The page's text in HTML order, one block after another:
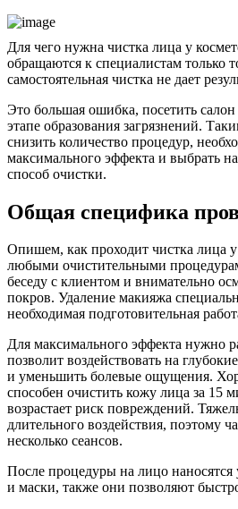
Для чего нужна чистка лица у
обращаются к специалистам только
самостоятельная чистка не дает
Это большая ошибка, посетить
этапе образования загрязнений.
снизить количество процедур,
максимального эффекта и выбрать
способ очистки.
Общая специфика
Опишем, как проходит чистка лица
любыми очистительными
беседу с клиентом и внимательно
покров. Удаление макияжа
необходимая подготовительная
Для максимального эффекта нужно
позволит воздействовать на
и уменьшить болевые ощущения.
способен очистить кожу лица за 15
возрастает риск повреждений.
длительного воздействия, поэтому
несколько сеансов.
После процедуры на лицо
и маски, также они позволяют